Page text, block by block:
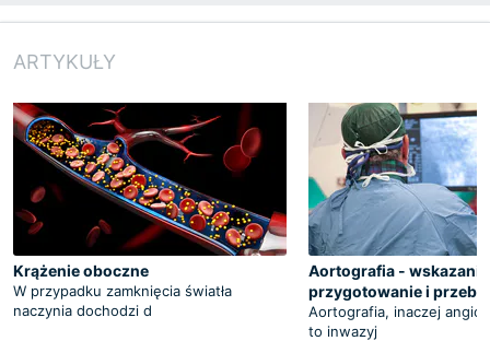
ARTYKUŁY
Krążenie oboczne
W przypadku zamknięcia światła
naczynia dochodzi d
Aortografia -
przygotowanie i
Aortografia, inaczej
to inwazyj